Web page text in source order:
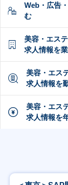
Web・広告
む
美容・エス
求人情報を
美容・エス
求人情報を
美容・エス
求人情報を